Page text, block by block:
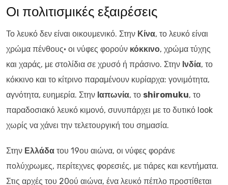
Οι πολιτισμικές εξαιρέσεις
Το λευκό δεν είναι οικουμενικό. Στην Κίνα, το λευκό είναι
χρώμα πένθους· οι νύφες φορούν κόκκινο, χρώμα τύχης
και χαράς, με στολίδια σε χρυσό ή πράσινο. Στην Ινδία, το
κόκκινο και το κίτρινο παραμένουν κυρίαρχα: γονιμότητα,
αγνότητα, ευημερία. Στην Ιαπωνία, το shiromuku, το
παραδοσιακό λευκό κιμονό, συνυπάρχει με το δυτικό look
χωρίς να χάνει την τελετουργική του σημασία.
Στην Ελλάδα του 19ου αιώνα, οι νύφες φοράνε
πολύχρωμες, περίτεχνες φορεσιές, με τιάρες και κεντήματα.
Στις αρχές του 20ού αιώνα, ένα λευκό πέπλο προστίθεται